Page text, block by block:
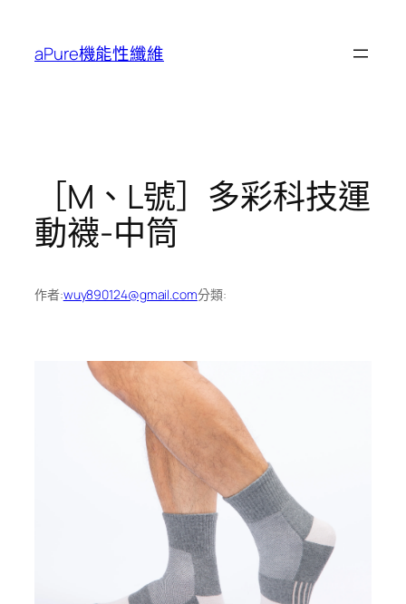
aPure機能性纖維
［M、L號］多彩科技運
動襪-中筒
作者:wuy890124@gmail.com分類: